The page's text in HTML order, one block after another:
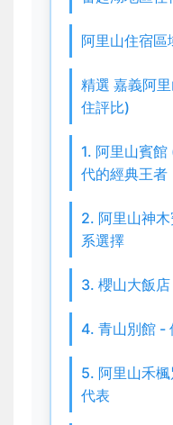
阿里山住宿區
精選 嘉義阿
住評比)
1. 阿里山賓
代的經典王者
2. 阿里山神
系選擇
3. 櫻山大飯
4. 青山別館 -
5. 阿里山禾
代表